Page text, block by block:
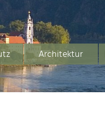
Architektur